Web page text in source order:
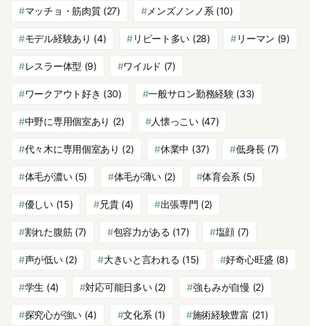
マッチョ・筋肉質(27) メンズノンノ系 (10)
モデル経験あり (4) リピート多い (28) リーマン (9)
レスラー体型 (9) ワイルド (7)
ワークアウト好き (30) 一般サロン勤務経験(33)
中野に専用個室あり (2) 人懐っこい(47)
代々木に専用個室あり (2) 休業中 (37) 低身長(7)
体毛が濃い(5) 体毛が薄い (2) 体育会系 (5)
優しい(15) 兄貴(4) 出張専門 (2)
割れた腹筋(7) 包容力がある (17) 塩顔 (7)
声が低い(2) 大きいと言われる (15) 好奇心旺盛 (8)
学生 (4) 対応可能日多い(2) 強もみが自慢 (2)
探究心が強い(4) 文化系 (1) 施術経験豊富 (21)